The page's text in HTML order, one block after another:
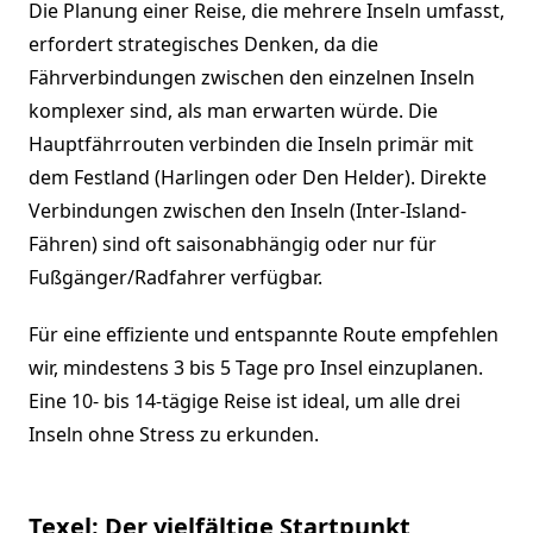
Die Planung einer Reise, die mehrere Inseln umfasst,
erfordert strategisches Denken, da die
Fährverbindungen zwischen den einzelnen Inseln
komplexer sind, als man erwarten würde. Die
Hauptfährrouten verbinden die Inseln primär mit
dem Festland (Harlingen oder Den Helder). Direkte
Verbindungen zwischen den Inseln (Inter-Island-
Fähren) sind oft saisonabhängig oder nur für
Fußgänger/Radfahrer verfügbar.
Für eine effiziente und entspannte Route empfehlen
wir, mindestens 3 bis 5 Tage pro Insel einzuplanen.
Eine 10- bis 14-tägige Reise ist ideal, um alle drei
Inseln ohne Stress zu erkunden.
Texel: Der vielfältige Startpunkt